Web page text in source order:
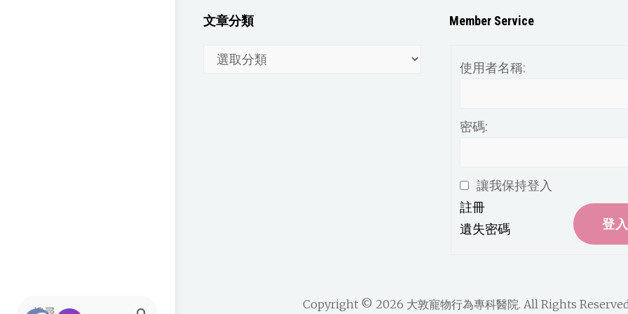
Search
文章分類 Member Service
使用者名稱:
密碼:
讓我保持登入
登
註冊
遺失密碼
Copyright © 2026 大敦寵物行為專科醫院. All Rights